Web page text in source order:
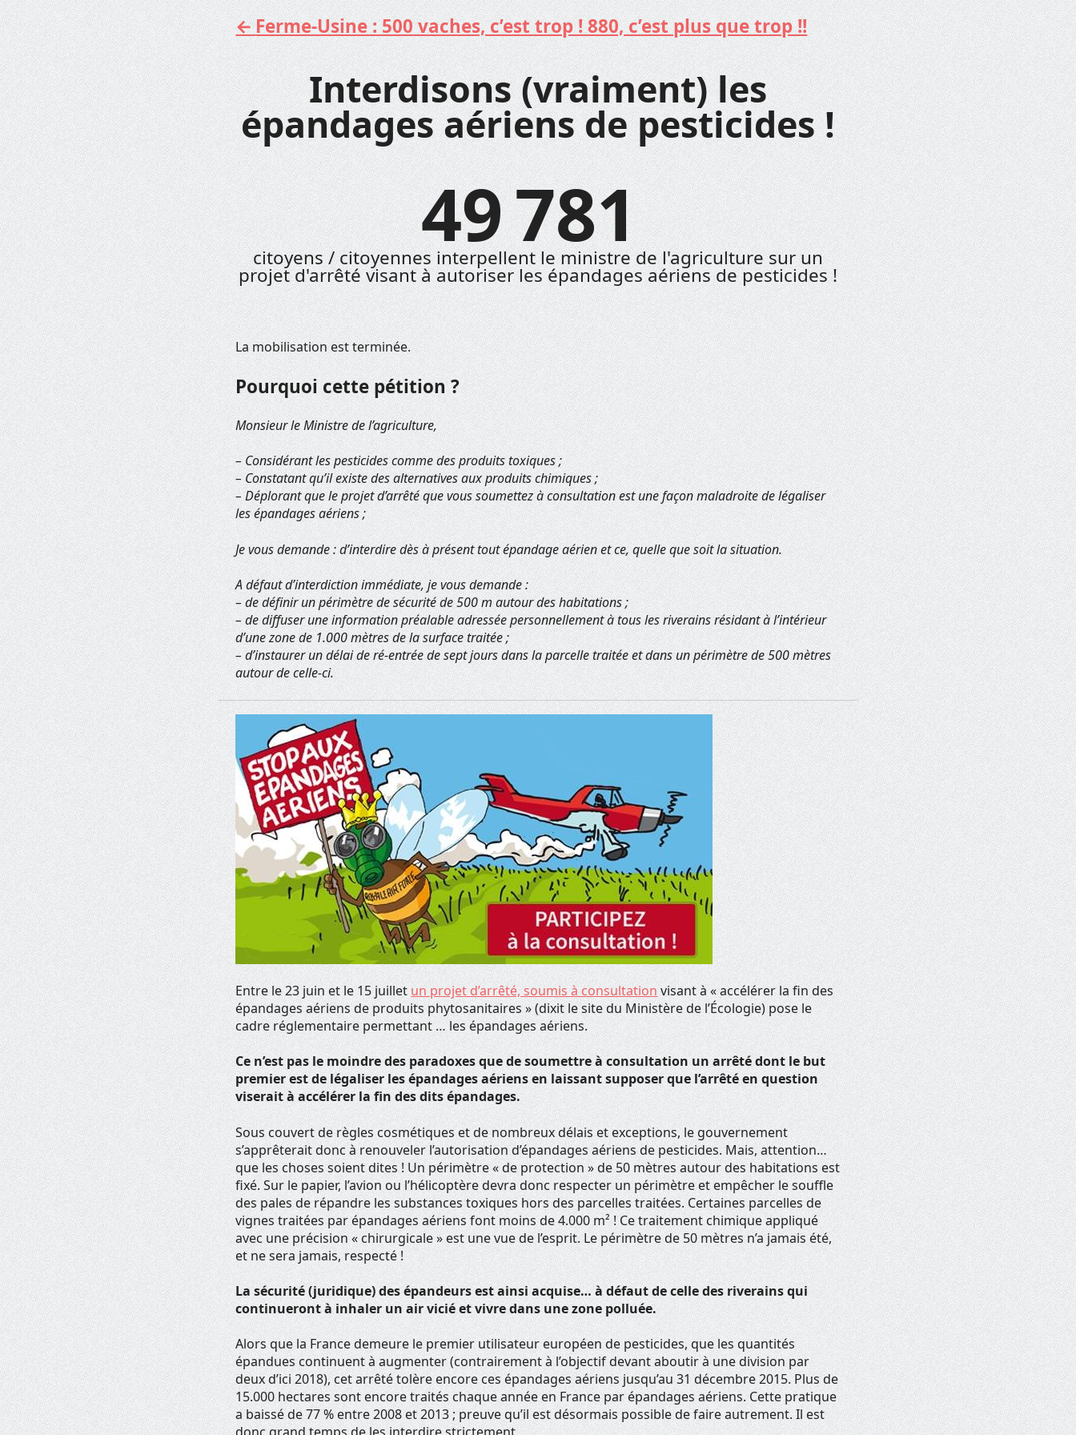
Aller
au
contenu
Ferme-Usine : 500 vaches, c’est trop ! 880, c’est plus que trop !!
Interdisons (vraiment) les
épandages aériens de pesticides !
49 781
citoyens / citoyennes interpellent le ministre de l'agriculture sur un
projet d'arrêté visant à autoriser les épandages aériens de pesticides !
La mobilisation est terminée.
Pourquoi cette pétition ?
Monsieur le Ministre de l’agriculture,
– Considérant les pesticides comme des produits toxiques ;
– Constatant qu’il existe des alternatives aux produits chimiques ;
– Déplorant que le projet d’arrêté que vous soumettez à consultation est une façon maladroite de légaliser
les épandages aériens ;
Je vous demande : d’interdire dès à présent tout épandage aérien et ce, quelle que soit la situation.
A défaut d’interdiction immédiate, je vous demande :
– de définir un périmètre de sécurité de 500 m autour des habitations ;
– de diffuser une information préalable adressée personnellement à tous les riverains résidant à l’intérieur
d’une zone de 1.000 mètres de la surface traitée ;
– d’instaurer un délai de ré-entrée de sept jours dans la parcelle traitée et dans un périmètre de 500 mètres
autour de celle-ci.
Entre le 23 juin et le 15 juilletun projet d’arrêté, soumis à consultationvisant à « accélérer la fin des
épandages aériens de produits phytosanitaires » (dixit le site du Ministère de l’Écologie) pose le
cadre réglementaire permettant … les épandages aériens.
Ce n’est pas le moindre des paradoxes que de soumettre à consultation un arrêté dont le but
premier est de légaliser les épandages aériens en laissant supposer que l’arrêté en question
viserait à accélérer la fin des dits épandages.
Sous couvert de règles cosmétiques et de nombreux délais et exceptions, le gouvernement
s’apprêterait donc à renouveler l’autorisation d’épandages aériens de pesticides. Mais, attention…
que les choses soient dites ! Un périmètre « de protection » de 50 mètres autour des habitations est
fixé. Sur le papier, l’avion ou l’hélicoptère devra donc respecter un périmètre et empêcher le souffle
des pales de répandre les substances toxiques hors des parcelles traitées. Certaines parcelles de
vignes traitées par épandages aériens font moins de 4.000 m² ! Ce traitement chimique appliqué
avec une précision « chirurgicale » est une vue de l’esprit. Le périmètre de 50 mètres n’a jamais été,
et ne sera jamais, respecté !
La sécurité (juridique) des épandeurs est ainsi acquise… à défaut de celle des riverains qui
continueront à inhaler un air vicié et vivre dans une zone polluée.
Alors que la France demeure le premier utilisateur européen de pesticides, que les quantités
épandues continuent à augmenter (contrairement à l’objectif devant aboutir à une division par
deux d’ici 2018), cet arrêté tolère encore ces épandages aériens jusqu’au 31 décembre 2015. Plus de
15.000 hectares sont encore traités chaque année en France par épandages aériens. Cette pratique
a baissé de 77 % entre 2008 et 2013 ; preuve qu’il est désormais possible de faire autrement. Il est